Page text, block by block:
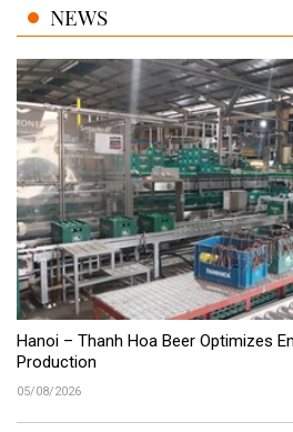
NEWS
Hanoi – Thanh Hoa Beer Optimizes
Production
05/08/2026